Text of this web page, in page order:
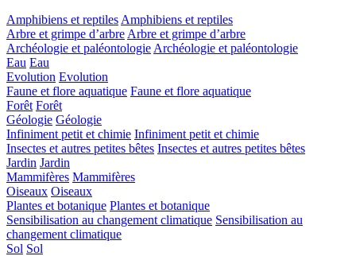
Amphibiens et reptiles Amphibiens et reptiles
Arbre et grimpe d’arbre Arbre et grimpe d’arbre
Archéologie et paléontologie Archéologie et paléontologie
Eau Eau
Evolution Evolution
Faune et flore aquatique Faune et flore aquatique
Forêt Forêt
Géologie Géologie
Infiniment petit et chimie Infiniment petit et chimie
Insectes et autres petites bêtes Insectes et autres petites bêtes
Jardin Jardin
Mammifères Mammifères
Oiseaux Oiseaux
Plantes et botanique Plantes et botanique
Sensibilisation au changement climatique Sensibilisation au
changement climatique
Sol Sol